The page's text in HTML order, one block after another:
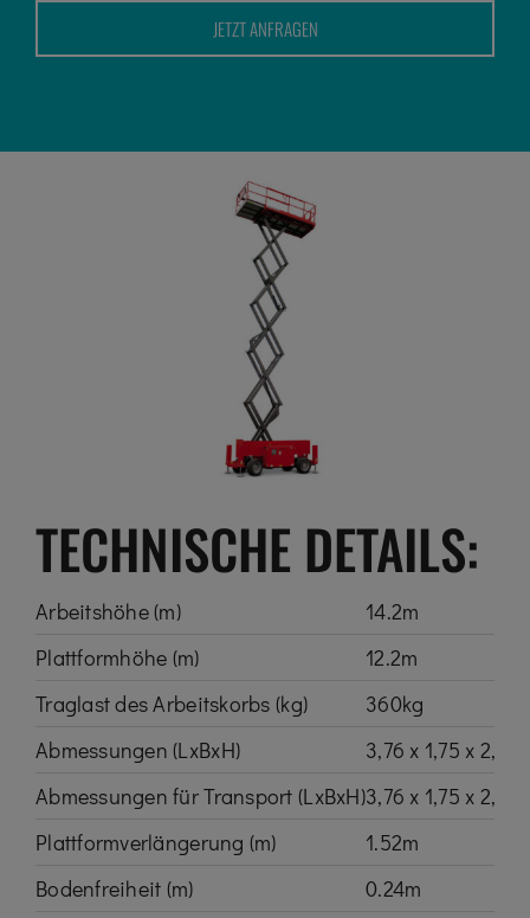
Kontakt
Karriere
JETZT ANFRAGEN
TECHNISCHE DETAILS:
Arbeitshöhe (m)
14.2m
Plattformhöhe (m)
12.2m
Traglast des Arbeitskorbs (kg)
360kg
Abmessungen (LxBxH)
3,76 x 1,75 x 2,59
Abmessungen für Transport (LxBxH)3,76 x 1,75 x 2,08
Plattformverlängerung (m)
1.52m
Bodenfreiheit (m)
0.24m